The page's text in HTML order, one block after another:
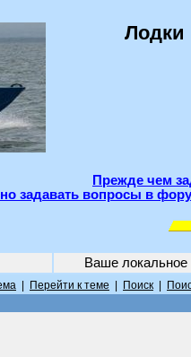
Лодки
Прежде чем
задавать вопросы в
Ваше
Перейти к теме Поиск